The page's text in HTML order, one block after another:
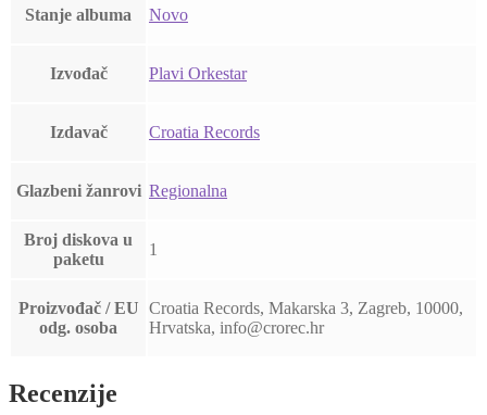
Stanje albuma Novo
Izvođač Plavi Orkestar
Izdavač Croatia Records
Glazbeni žanrovi Regionalna
Broj diskova u
paketu
1
Proizvođač / EU
odg. osoba
Croatia Records, Makarska 3, Zagreb, 10000,
Hrvatska, info@crorec.hr
Recenzije